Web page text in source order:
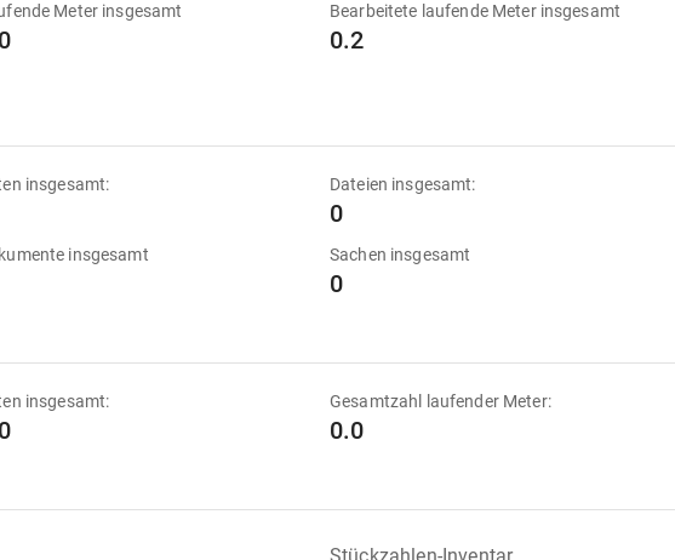
Meter insgesamt Bearbeitete laufende Meter insgesamt
0.2
insgesamt: Dateien insgesamt:
0
insgesamt Sachen insgesamt
0
insgesamt: Gesamtzahl laufender Meter:
0.0